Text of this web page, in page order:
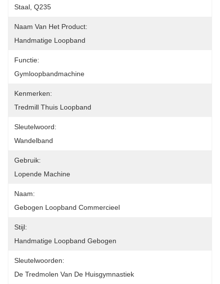
Staal, Q235
Naam Van Het Product:
Handmatige Loopband
Functie:
Gymloopbandmachine
Kenmerken:
Tredmill Thuis Loopband
Sleutelwoord:
Wandelband
Gebruik:
Lopende Machine
Naam:
Gebogen Loopband Commercieel
Stijl:
Handmatige Loopband Gebogen
Sleutelwoorden:
De Tredmolen Van De Huisgymnastiek